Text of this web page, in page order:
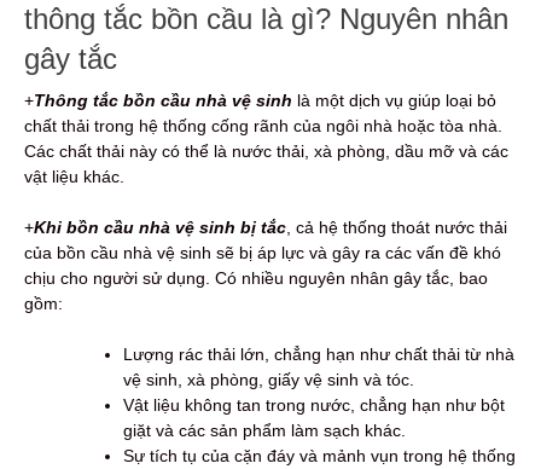
thông tắc bồn cầu là gì? Nguyên nhân
gây tắc
+Thông tắc bồn cầu nhà vệ sinh là một dịch vụ giúp loại bỏ
chất thải trong hệ thống cống rãnh của ngôi nhà hoặc tòa nhà.
Các chất thải này có thể là nước thải, xà phòng, dầu mỡ và các
vật liệu khác.
+Khi bồn cầu nhà vệ sinh bị tắc , cả hệ thống thoát nước thải
của bồn cầu nhà vệ sinh sẽ bị áp lực và gây ra các vấn đề khó
chịu cho người sử dụng. Có nhiều nguyên nhân gây tắc, bao
gồm:
Lượng rác thải lớn, chẳng hạn như chất thải từ nhà
vệ sinh, xà phòng, giấy vệ sinh và tóc.
Vật liệu không tan trong nước, chẳng hạn như bột
giặt và các sản phẩm làm sạch khác.
Sự tích tụ của cặn đáy và mảnh vụn trong hệ thống